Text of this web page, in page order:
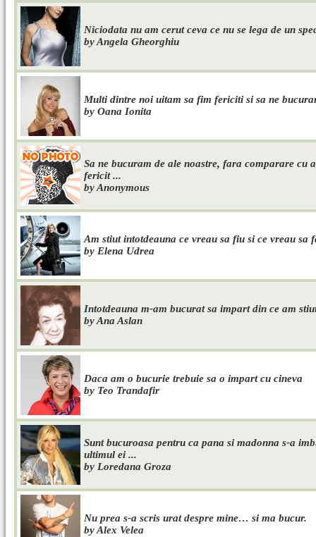
Niciodata nu am cerut ceva ce nu se lega de un
by Angela Gheorghiu
Multi dintre noi uitam sa fim fericiti si sa ne
by Oana Ionita
Sa ne bucuram de ale noastre, fara comparare cu
fericit ...
by Anonymous
Am stiut intotdeauna ce vreau sa fiu si ce vreau sa
by Elena Udrea
Intotdeauna m-am bucurat sa impart din ce am
by Ana Aslan
Daca am o bucurie trebuie sa o impart cu cineva
by Teo Trandafir
Sunt bucuroasa pentru ca pana si madonna s-a
ultimul ei ...
by Loredana Groza
Nu prea s-a scris urat despre mine… si ma bucur.
by Alex Velea